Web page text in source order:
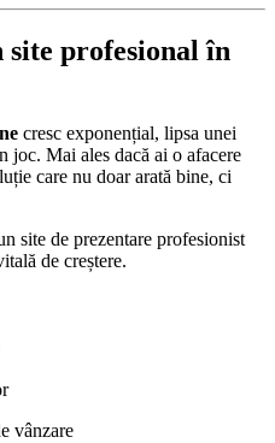
site profesional în
cresc exponențial, lipsa unei
joc. Mai ales dacă ai o afacere
care nu doar arată bine, ci
site de prezentare profesionist
de creștere.
vânzare